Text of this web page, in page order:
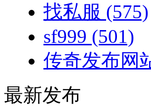
找私服 (575)
sf999 (501)
传奇发布网
最新发布